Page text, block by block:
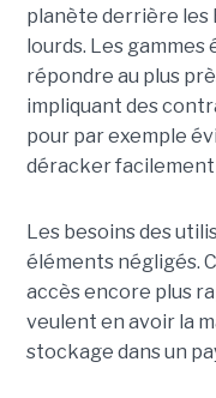
planète derrière les
lourds. Les
répondre au plus
impliquant des
pour par exemple
déracker facilement
Les besoins des
éléments négligés.
accès encore plus
veulent en avoir la
stockage dans un